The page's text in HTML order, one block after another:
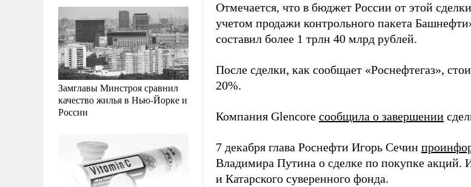
Замглавы Минстроя сравнил
качество жилья в Нью-Йорке и
России
Отмечается, что в бюджет России от этой
учетом продажи контрольного пакета
составил более 1 трлн 40 млрд рублей.
После сделки, как сообщает «Роснефтегаз»,
20%.
Компания Glencore сообщила о завершении
7 декабря глава Роснефти Игорь Сечин
Владимира Путина о сделке по покупке акций.
и Катарского суверенного фонда.